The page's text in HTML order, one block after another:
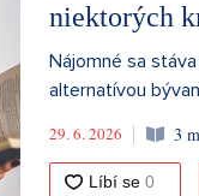
niektorých
Nájomné sa
alternatívou
29. 6. 2026 3